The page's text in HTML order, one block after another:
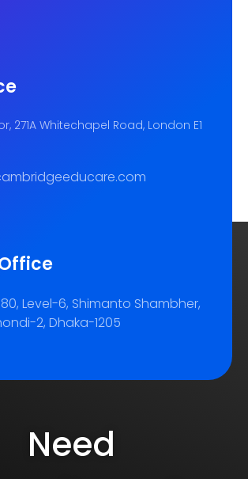
271A Whitechapel Road, London E1
Level-6, Shimanto Shambher,
2, Dhaka-1205
Need